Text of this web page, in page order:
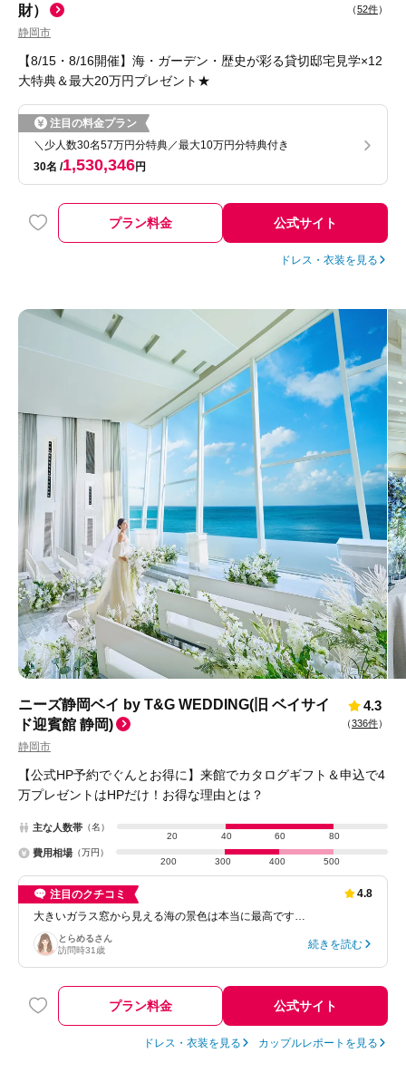
財）
静岡市
（52件）
【8/15・8/16開催】海・ガーデン・歴史が彩る貸切邸宅見学×12
大特典＆最大20万円プレゼント★
注目の料金プラン
＼少人数30名57万円分特典／最大10万円分特典付き
30名 1,530,346円
プラン料金 公式サイト
ドレス・衣装を見る
ニーズ静岡ベイ by T&G WEDDING(旧 ベイサイ
ド迎賓館 静岡)
静岡市
4.3
（336件）
【公式HP予約でぐんとお得に】来館でカタログギフト＆申込で4
万プレゼントはHPだけ！お得な理由とは？
主な人数帯 （名）
20
40 60 80
費用相場 （万円）
200
300 400 500
注目のクチコミ
4.8
大きいガラス窓から見える海の景色は本当に最高です…
とらめるさん
訪問時31歳 続きを読む
プラン料金 公式サイト
ドレス・衣装を見る カップルレポートを見る